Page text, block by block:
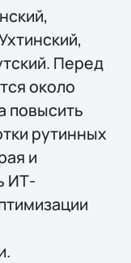
Перед
около
повысить
рутинных
и
ИТ-